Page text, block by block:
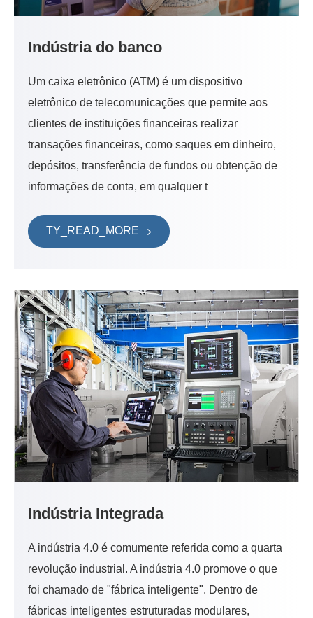
Indústria do banco
Um caixa eletrônico (ATM) é um dispositivo
eletrônico de telecomunicações que permite aos
clientes de instituições financeiras realizar
transações financeiras, como saques em dinheiro,
depósitos, transferência de fundos ou obtenção de
informações de conta, em qualquer t
TY_READ_MORE
Indústria Integrada
A indústria 4.0 é comumente referida como a quarta
revolução industrial. A indústria 4.0 promove o que
foi chamado de "fábrica inteligente". Dentro de
fábricas inteligentes estruturadas modulares,